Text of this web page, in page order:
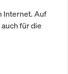
Internet. Auf
für die